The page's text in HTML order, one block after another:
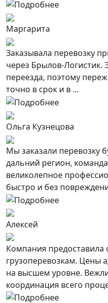
Маргарита
Заказывала перевозку
через Брылов-
переезда, поэтому
точно в срок и в ...
Ольга Кузнецова
Мы заказали перевозку
дальний регион,
великолепное
быстро и без
Алексей
Компания предоставила
грузоперевозкам. Цены
на высшем уровне.
координация всего